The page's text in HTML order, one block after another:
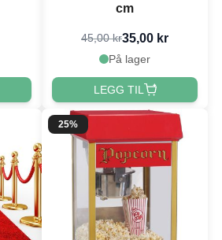
cm
45,00 kr35,00 kr
På lager
LEGG TIL
25%